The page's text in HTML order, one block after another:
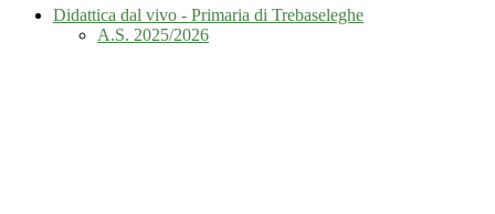
Didattica dal vivo - Primaria di Trebaseleghe
A.S. 2025/2026